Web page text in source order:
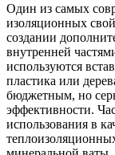
Один из самых
изоляционных
создании
внутренней
используются
пластика или
бюджетным, но
эффективности.
использования в